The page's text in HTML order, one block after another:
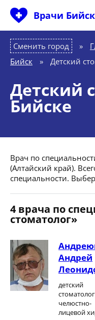
Врачи
Сменить город
Бийск
» Детский
Детский
Бийске
Врач по
(Алтайский край).
специальности.
4 врача по
стоматолог»
Андрей
детский
челюстно-
лицевой